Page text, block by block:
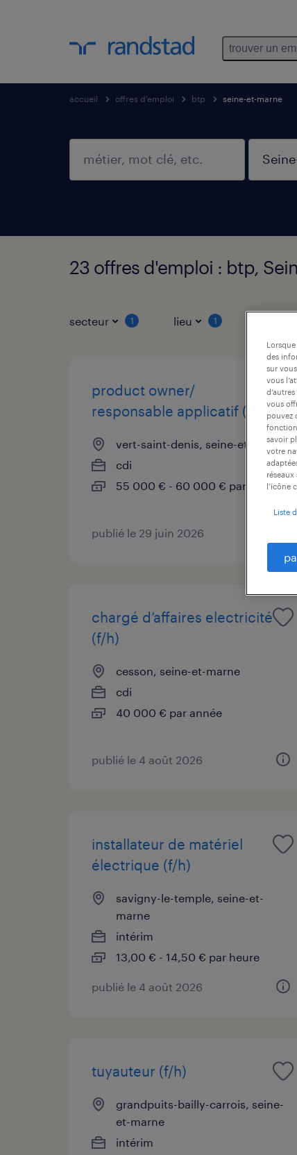
trouver un
accueil offres d'emploi btp seine-et-marne
23 offres d'emploi : btp,
secteur 1 lieu 1
product owner/
responsable applicatif (f/h)
vert-saint-denis, seine-et-marne
cdi
55 000 € - 60 000 € par année
publié le 29 juin 2026
chargé d’affaires electricité
(f/h)
cesson, seine-et-marne
cdi
40 000 € par année
publié le 4 août 2026
installateur de matériel
électrique (f/h)
savigny-le-temple, seine-et-
marne
intérim
13,00 € - 14,50 € par heure
publié le 4 août 2026
tuyauteur (f/h)
grandpuits-bailly-carrois, seine-
et-marne
intérim
des
sur
vous
vous
pouvez
savoir
votre
l’icône
Liste